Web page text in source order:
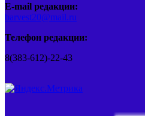
E-mail редакции:
barvest20@mail.ru
Телефон редакции:
8(383-612)-22-43